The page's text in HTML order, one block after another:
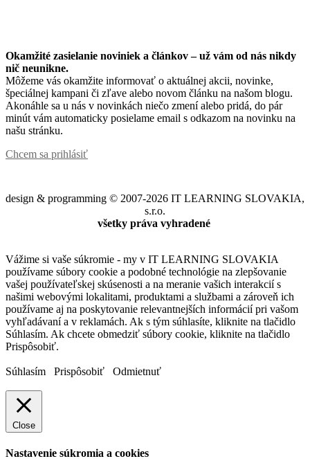
Okamžité zasielanie noviniek a článkov – už vám od nás nikdy
nič neunikne.
Môžeme vás okamžite informovať o aktuálnej akcii, novinke,
špeciálnej kampani či zľave alebo novom článku na našom blogu.
Akonáhle sa u nás v novinkách niečo zmení alebo pridá, do pár
minút vám automaticky posielame email s odkazom na novinku na
našu stránku.
Chcem sa prihlásiť
design & programming © 2007-2026 IT LEARNING SLOVAKIA,
s.r.o.
všetky práva vyhradené
Vážime si vaše súkromie - my v IT LEARNING SLOVAKIA
používame súbory cookie a podobné technológie na zlepšovanie
vašej používateľskej skúsenosti a na meranie vašich interakcií s
našimi webovými lokalitami, produktami a službami a zároveň ich
používame aj na poskytovanie relevantnejších informácií pri vašom
vyhľadávaní a v reklamách. Ak s tým súhlasíte, kliknite na tlačidlo
Súhlasím. Ak chcete obmedziť súbory cookie, kliknite na tlačidlo
Prispôsobiť.
Súhlasím Prispôsobiť Odmietnuť
Close
Nastavenie súkromia a cookies